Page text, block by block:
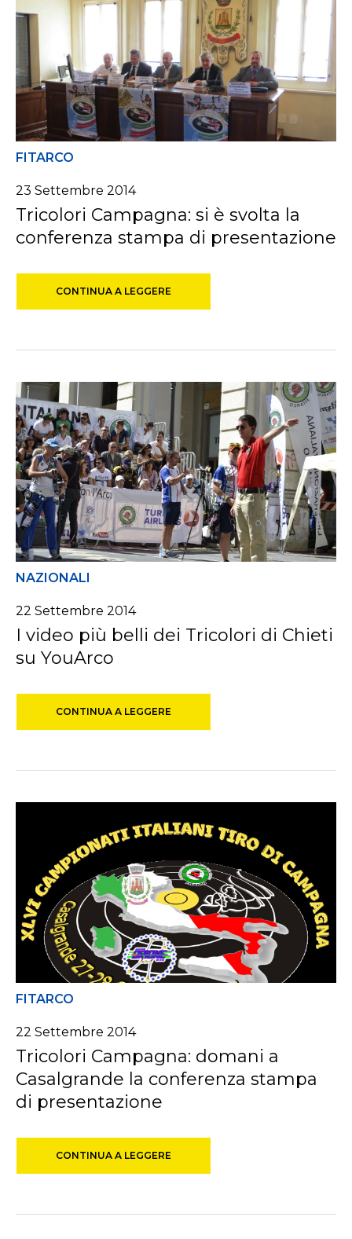
FITARCO
23 Settembre 2014
Tricolori Campagna: si è svolta la
conferenza stampa di presentazione
CONTINUA A LEGGERE
NAZIONALI
22 Settembre 2014
I video più belli dei Tricolori di Chieti
su YouArco
CONTINUA A LEGGERE
FITARCO
22 Settembre 2014
Tricolori Campagna: domani a
Casalgrande la conferenza stampa
di presentazione
CONTINUA A LEGGERE